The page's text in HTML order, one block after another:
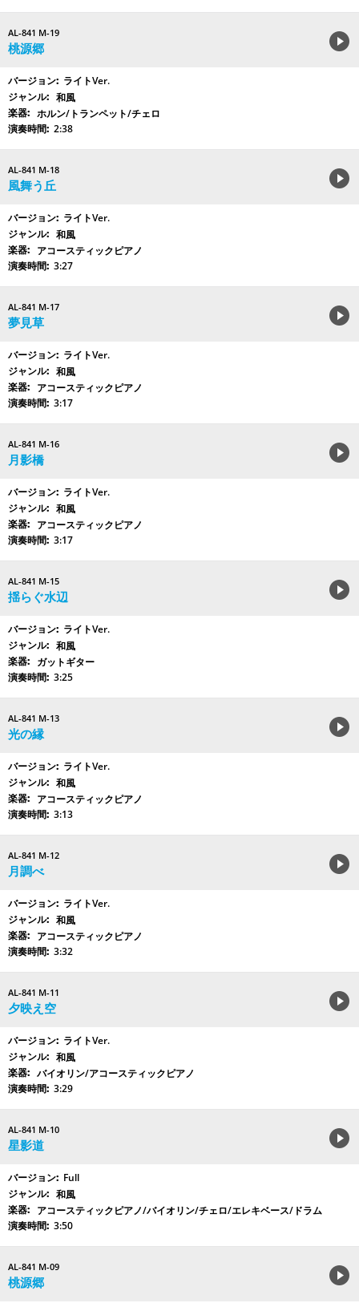
AL-841 M-19
桃源郷
ライトVer.
和風
ホルン/トランペット/チェロ
2:38
AL-841 M-18
風舞う丘
ライトVer.
和風
アコースティックピアノ
3:27
AL-841 M-17
夢見草
ライトVer.
和風
アコースティックピアノ
3:17
AL-841 M-16
月影橋
ライトVer.
和風
アコースティックピアノ
3:17
AL-841 M-15
揺らぐ水辺
ライトVer.
和風
ガットギター
3:25
AL-841 M-13
光の縁
ライトVer.
和風
アコースティックピアノ
3:13
AL-841 M-12
月調べ
ライトVer.
和風
アコースティックピアノ
3:32
AL-841 M-11
夕映え空
ライトVer.
和風
バイオリン/アコースティックピアノ
3:29
AL-841 M-10
星影道
Full
和風
アコースティックピアノ/バイオリン/チェロ/エレキベース/ドラム
3:50
AL-841 M-09
桃源郷